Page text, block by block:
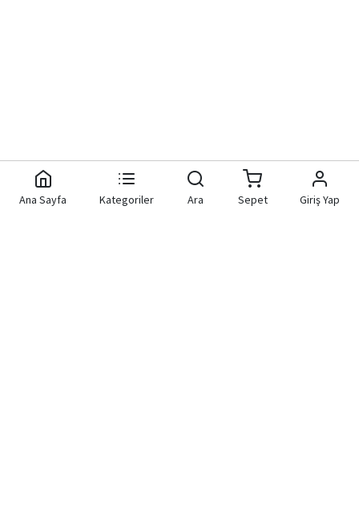
Ana Sayfa Kategoriler Ara Sepet Giriş Yap